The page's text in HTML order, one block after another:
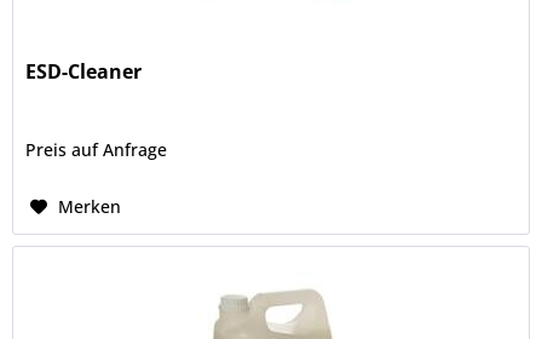
ESD-Cleaner
Preis auf Anfrage
Merken